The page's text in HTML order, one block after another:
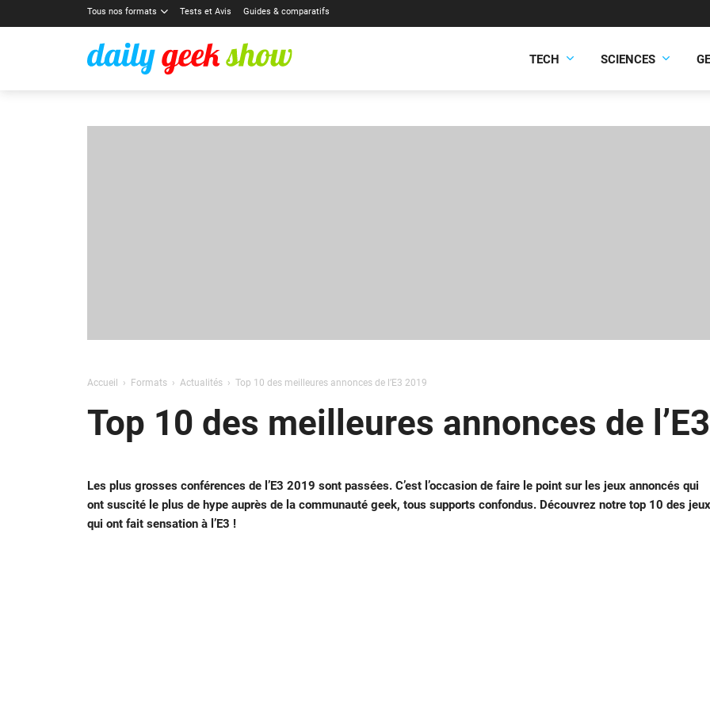
Tous nos formats Tests et Avis Guides & comparatifs
TECH SCIENCES
Accueil Formats Actualités Top 10 des meilleures annonces de l’E3 2019
Top 10 des meilleures annonces de
Les plus grosses conférences de l’E3 2019 sont passées. C’est l’occasion de faire le point sur les jeux annoncés qui
ont suscité le plus de hype auprès de la communauté geek, tous supports confondus. Découvrez notre top 10 des jeux
qui ont fait sensation à l’E3 !